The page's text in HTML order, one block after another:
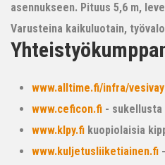
asennukseen. Pituus 5,6 m,
Varusteina kaikuluotain,
www.alltime.fi/infra/
www.ceficon.fi - sukellusta
www.klpy.fi kuopiolaisia
www.kuljetusliiketiainen.fi